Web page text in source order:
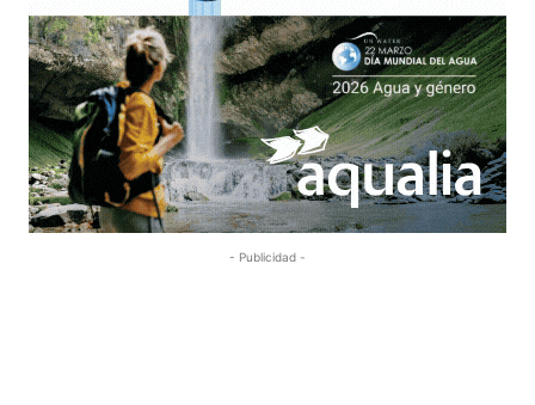
- Publicidad -